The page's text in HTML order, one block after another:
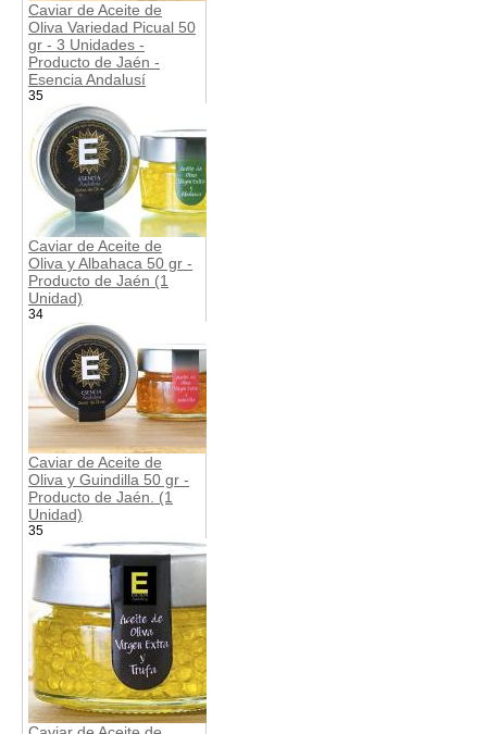
Caviar de Aceite de
Oliva Variedad Picual 50
gr - 3 Unidades -
Producto de Jaén -
Esencia Andalusí
35
Caviar de Aceite de
Oliva y Albahaca 50 gr -
Producto de Jaén (1
Unidad)
34
Caviar de Aceite de
Oliva y Guindilla 50 gr -
Producto de Jaén. (1
Unidad)
35